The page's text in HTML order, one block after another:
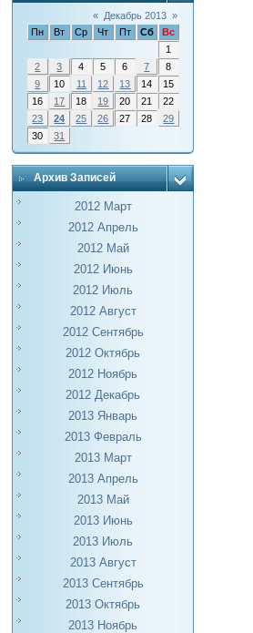
« Декабрь 2013 »
Пн
Вт Ср Чт Пт Сб
Вс
1
2
3 4 5 6 7
8
9
10 11 12 13 14
15
16
17 18 19 20 21
22
23
24 25 26 27 28
29
30
31
Архив Записей
2012 Март
2012 Апрель
2012 Май
2012 Июнь
2012 Июль
2012 Август
2012 Сентябрь
2012 Октябрь
2012 Ноябрь
2012 Декабрь
2013 Январь
2013 Февраль
2013 Март
2013 Апрель
2013 Май
2013 Июнь
2013 Июль
2013 Август
2013 Сентябрь
2013 Октябрь
2013 Ноябрь